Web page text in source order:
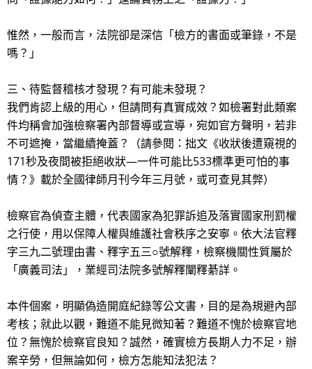
惟然，一般而言，法院卻是深信「檢方的書面或筆錄，不是
嗎？」
三、待監督稽核才發現？有可能未發現？
我們肯認上級的用心，但請問有真實成效？如檢署對此類案
件均稱會加強檢察署內部督導或宣導，宛如官方聲明，若非
不可遮掩，當繼續掩蓋？（請參閱：拙文《收狀後遭窺視的
171秒及夜間被拒絕收狀—一件可能比533標準更可怕的事
情？》載於全國律師月刊今年三月號，或可查見其弊）
檢察官為偵查主體，代表國家為犯罪訴追及落實國家刑罰權
之行使，用以保障人權與維護社會秩序之安寧。依大法官釋
字三九二號理由書、釋字五三○號解釋，檢察機關性質屬於
「廣義司法」，業經司法院多號解釋闡釋綦詳。
本件個案，明顯偽造開庭紀錄等公文書，目的是為規避內部
考核；就此以觀，難道不能見微知著？難道不愧於檢察官地
位？無愧於檢察官良知？誠然，確實檢方長期人力不足，辦
案辛勞，但無論如何，檢方怎能知法犯法？